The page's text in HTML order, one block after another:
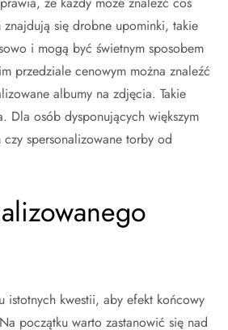
się drobne upominki, takie
i mogą być świetnym sposobem
przedziale cenowym można znaleźć
albumy na zdjęcia. Takie
Dla osób dysponujących większym
spersonalizowane torby od
istotnych kwestii, aby efekt końcowy
początku warto zastanowić się nad